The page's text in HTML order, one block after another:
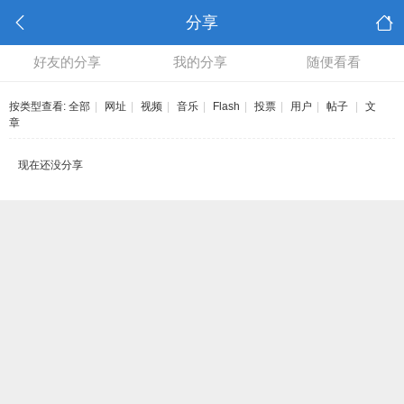
分享
好友的分享 我的分享 随便看看
按类型查看: 全部 网址 视频 音乐 Flash 投票 用户 帖子
文
章
现在还没分享